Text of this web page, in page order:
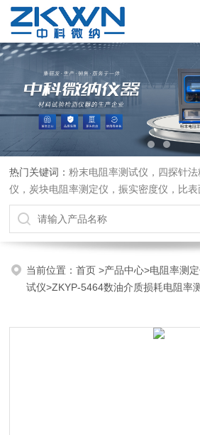
热门关键词：粉末电阻率测试仪，四探针
仪，炭块电阻率测定仪，振实密度仪，比表
炭块热膨胀仪，炭块透气率仪，炭块二氧
当前位置：首页>产品中心>电阻率测
试仪>ZKYP-5464数油介质损耗电阻率